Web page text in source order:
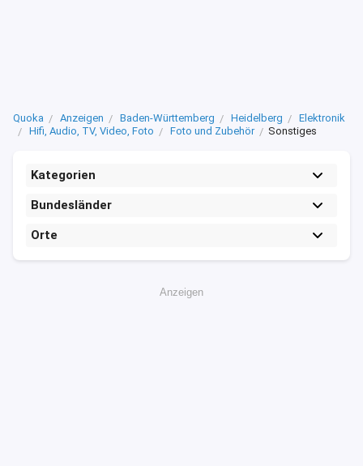
Quoka Anzeigen Baden-Württemberg Heidelberg
Elektronik
Hifi, Audio, TV, Video, Foto
Foto und Zubehör Sonstiges
Kategorien
Bundesländer
Orte
Anzeigen